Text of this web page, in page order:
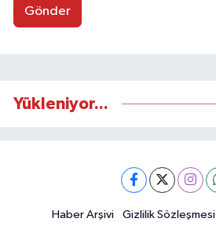
Gönder
Yükleniyor...
Haber Arşivi Gizlilik Sözleşmesi